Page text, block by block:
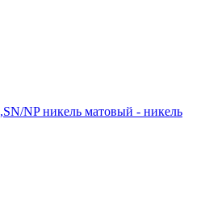
NP никель матовый - никель